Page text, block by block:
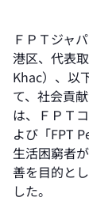
ＦＰＴジャ
港区、代表
Khac）、以
て、社会貢
は、ＦＰＴ
よび「FPT
生活困窮者
善を目的と
した。